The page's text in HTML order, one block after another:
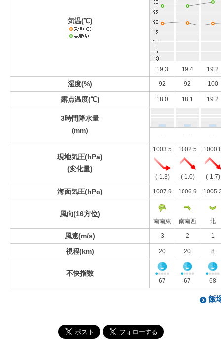
気温(℃)
19.3 19.4 19.2
湿度(%) 92 92 100
露点温度(℃) 18.0 18.1 19.2
3時間降水量
(mm)
--- --- ---
現地気圧(hPa)
(変化量)
1003.5 1002.5
(-1.3) (-1.0) (-1.7)
海面気圧(hPa) 1007.9 1006.9
風向(16方位)
南南東 南南西 北
風速(m/s) 3 2 1
視程(km) 20 20 8
不快指数
67 67 68
飯